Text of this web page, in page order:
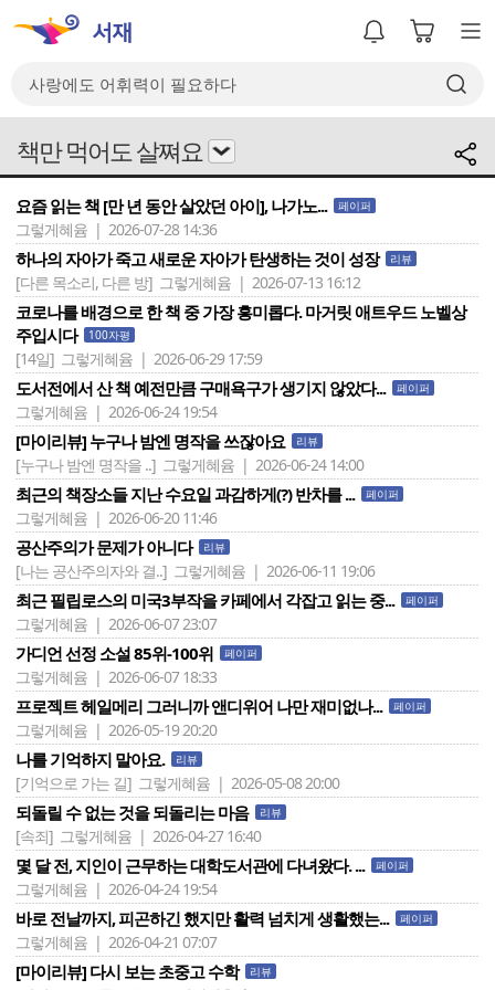
책만 먹어도 살쪄요
요즘 읽는 책 [만 년 동안 살았던 아이], 나가노... 페이퍼
그렇게혜윰 | 2026-07-28 14:36
하나의 자아가 죽고 새로운 자아가 탄생하는 것이 성장 리뷰
[다른 목소리, 다른 방] 그렇게혜윰 | 2026-07-13 16:12
코로나를 배경으로 한 책 중 가장 흥미롭다. 마거릿 애트우드 노벨상
주입시다
100자평
[14일] 그렇게혜윰 | 2026-06-29 17:59
도서전에서 산 책 예전만큼 구매욕구가 생기지 않았다... 페이퍼
그렇게혜윰 | 2026-06-24 19:54
[마이리뷰] 누구나 밤엔 명작을 쓰잖아요 리뷰
[누구나 밤엔 명작을 ..] 그렇게혜윰 | 2026-06-24 14:00
최근의 책장소들 지난 수요일 과감하게(?) 반차를 ... 페이퍼
그렇게혜윰 | 2026-06-20 11:46
공산주의가 문제가 아니다 리뷰
[나는 공산주의자와 결..] 그렇게혜윰 | 2026-06-11 19:06
최근 필립로스의 미국3부작을 카페에서 각잡고 읽는 중... 페이퍼
그렇게혜윰 | 2026-06-07 23:07
가디언 선정 소설 85위-100위 페이퍼
그렇게혜윰 | 2026-06-07 18:33
프로젝트 헤일메리 그러니까 앤디위어 나만 재미없나... 페이퍼
그렇게혜윰 | 2026-05-19 20:20
나를 기억하지 말아요. 리뷰
[기억으로 가는 길] 그렇게혜윰 | 2026-05-08 20:00
되돌릴 수 없는 것을 되돌리는 마음 리뷰
[속죄] 그렇게혜윰 | 2026-04-27 16:40
몇 달 전, 지인이 근무하는 대학도서관에 다녀왔다. ... 페이퍼
그렇게혜윰 | 2026-04-24 19:54
바로 전날까지, 피곤하긴 했지만 활력 넘치게 생활했는... 페이퍼
그렇게혜윰 | 2026-04-21 07:07
[마이리뷰] 다시 보는 초중고 수학 리뷰